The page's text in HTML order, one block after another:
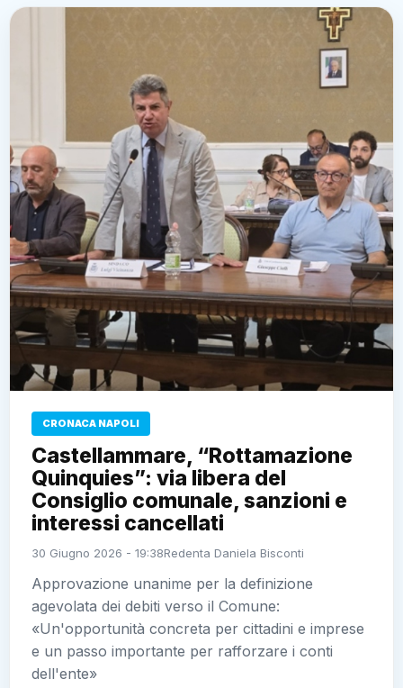
CRONACA NAPOLI
Castellammare, “Rottamazione
Quinquies”: via libera del
Consiglio comunale, sanzioni e
interessi cancellati
30 Giugno 2026 - 19:38Redenta Daniela Bisconti
Approvazione unanime per la definizione
agevolata dei debiti verso il Comune:
«Un'opportunità concreta per cittadini e imprese
e un passo importante per rafforzare i conti
dell'ente»